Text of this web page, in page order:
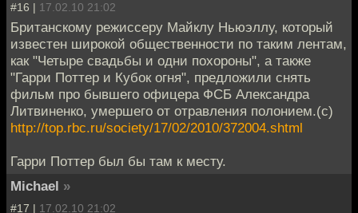
#16 | 17.02.10 21:02
Британскому режиссеру Майклу Ньюэллу, который
известен широкой общественности по таким лентам,
как "Четыре свадьбы и одни похороны", а также
"Гарри Поттер и Кубок огня", предложили снять
фильм про бывшего офицера ФСБ Александра
Литвиненко, умершего от отравления полонием.(c)
http://top.rbc.ru/society/17/02/2010/372004.shtml
Гарри Поттер был бы там к месту.
Мichael »
#17 | 17.02.10 21:02